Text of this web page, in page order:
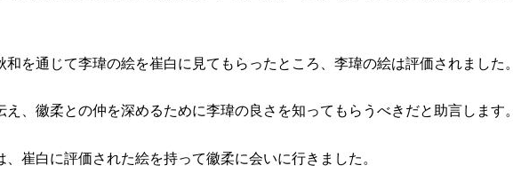
を通じて李瑋の絵を崔白に見てもらったところ、李瑋の絵は評価されました。
、徽柔との仲を深めるために李瑋の良さを知ってもらうべきだと助言します。
崔白に評価された絵を持って徽柔に会いに行きました。